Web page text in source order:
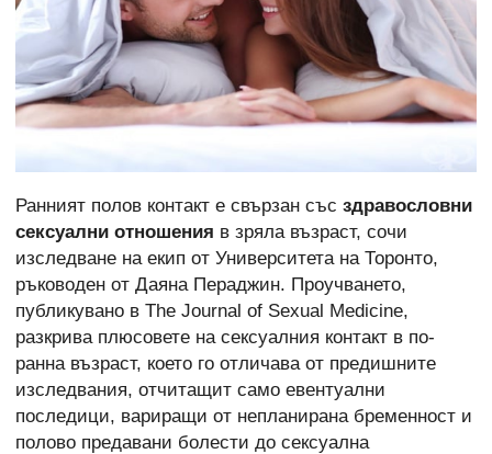
Ранният полов контакт е свързан със здравословни
сексуални отношения в зряла възраст, сочи
изследване на екип от Университета на Торонто,
ръководен от Даяна Пераджин. Проучването,
публикувано в The Journal of Sexual Medicine,
разкрива плюсовете на сексуалния контакт в по-
ранна възраст, което го отличава от предишните
изследвания, отчитащит само евентуални
последици, вариращи от непланирана бременност и
полово предавани болести до сексуална